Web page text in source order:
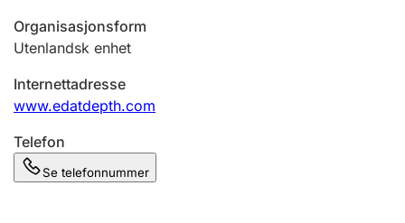
Andre tema
Organisasjonsform
Utenlandsk enhet
Internettadresse
www.edatdepth.com
Telefon
Se telefonnummer